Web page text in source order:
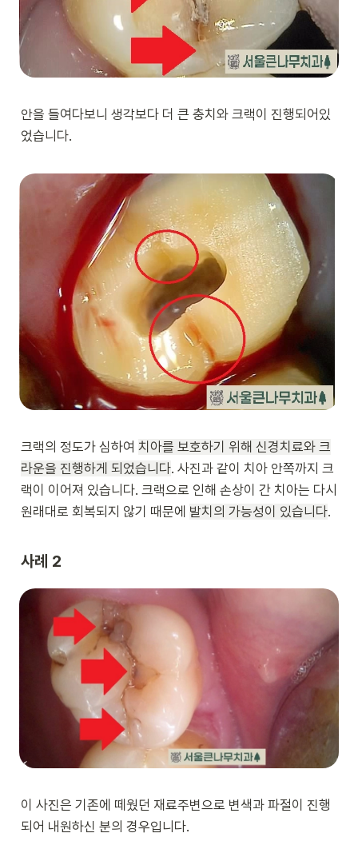
안을 들여다보니 생각보다 더 큰 충치와 크랙이 진행되어있
었습니다.
크랙의 정도가 심하여 치아를 보호하기 위해 신경치료와 크
라운을 진행하게 되었습니다. 사진과 같이 치아 안쪽까지 크
랙이 이어져 있습니다. 크랙으로 인해 손상이 간 치아는 다시
원래대로 회복되지 않기 때문에 발치의 가능성이 있습니다.
사례 2
이 사진은 기존에 떼웠던 재료주변으로 변색과 파절이 진행
되어 내원하신 분의 경우입니다.